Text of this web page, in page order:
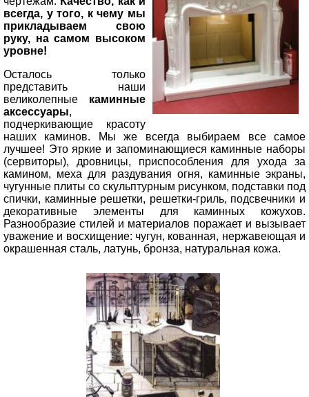
всегда, у того, к чему мы
прикладываем свою
руку, на самом высоком
уровне!
Осталось только
представить наши
великолепные каминные
аксессуары,
подчеркивающие красоту
наших каминов. Мы же всегда выбираем все самое
лучшее! Это яркие и запоминающиеся каминные наборы
(сервиторы), дровницы, приспособления для ухода за
камином, меха для раздувания огня, каминные экраны,
чугунные плиты со скульптурным рисунком, подставки под
спички, каминные решетки, решетки-гриль, подсвечники и
декоративные элементы для каминных кожухов.
Разнообразие стилей и материалов поражает и вызывает
уважение и восхищение: чугун, кованная, нержавеющая и
окрашенная сталь, латунь, бронза, натуральная кожа.